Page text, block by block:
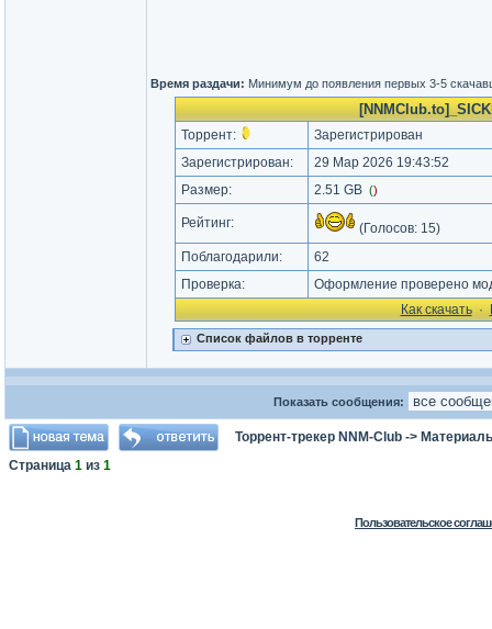
Время раздачи: Минимум до появления первых 3-5
Торрент:
Зарегистрирован
Зарегистрирован:
29 Мар 2026 19:43:52
Размер:
2.51 GB ()
Рейтинг: (Голосов: 15)
Поблагодарили:
62
Проверка:
Оформление проверено
Как cкачать·
Список файлов в торренте
Показать сообщения:
Торрент-трекер NNM-Club ->
Страница 1 из 1
Пользовательское